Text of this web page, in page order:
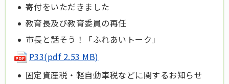
寄付をいただきました
教育長及び教育委員の再任
市長と話そう！「ふれあいトーク」
P33(pdf 2.53 MB)
固定資産税・軽自動車税などに関するお知らせ